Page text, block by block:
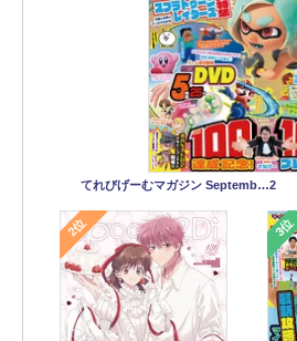
てれびげーむマガジン Septemb…2
2位 3位